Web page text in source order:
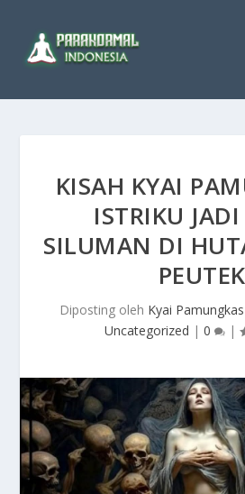
KISAH KYAI
ISTRIKU
SILUMAN DI
PEUTEK
Diposting oleh Kyai Pamungkas
Uncategorized | 0 |